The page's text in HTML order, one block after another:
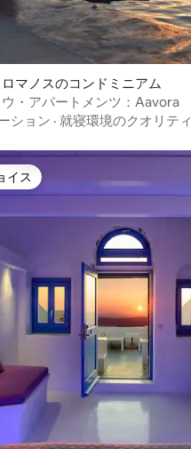
マノスのコンドミニアム
・アパートメンツ：Aavora
ション · 就寝環境のクオリティ
イス
イス